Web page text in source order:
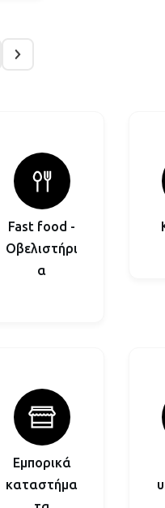
Fast food -
Οβελιστήρι
α
Εμπορικά
καταστήμα